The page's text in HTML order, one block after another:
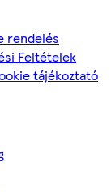
rendelés
Feltételek
tájékoztató